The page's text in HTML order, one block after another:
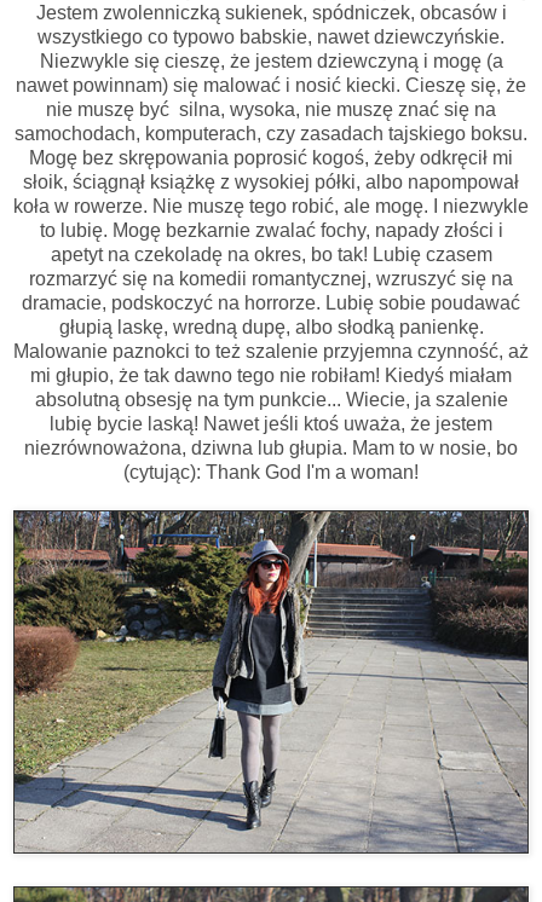
Jestem zwolenniczką sukienek, spódniczek, obcasów i
wszystkiego co typowo babskie, nawet dziewczyńskie.
Niezwykle się cieszę, że jestem dziewczyną i mogę (a
nawet powinnam) się malować i nosić kiecki. Cieszę się, że
nie muszę być silna, wysoka, nie muszę znać się na
samochodach, komputerach, czy zasadach tajskiego boksu.
Mogę bez skrępowania poprosić kogoś, żeby odkręcił mi
słoik, ściągnął książkę z wysokiej półki, albo napompował
koła w rowerze. Nie muszę tego robić, ale mogę. I niezwykle
to lubię. Mogę bezkarnie zwalać fochy, napady złości i
apetyt na czekoladę na okres, bo tak! Lubię czasem
rozmarzyć się na komedii romantycznej, wzruszyć się na
dramacie, podskoczyć na horrorze. Lubię sobie poudawać
głupią laskę, wredną dupę, albo słodką panienkę.
Malowanie paznokci to też szalenie przyjemna czynność, aż
mi głupio, że tak dawno tego nie robiłam! Kiedyś miałam
absolutną obsesję na tym punkcie... Wiecie, ja szalenie
lubię bycie laską! Nawet jeśli ktoś uważa, że jestem
niezrównoważona, dziwna lub głupia. Mam to w nosie, bo
(cytując): Thank God I'm a woman!